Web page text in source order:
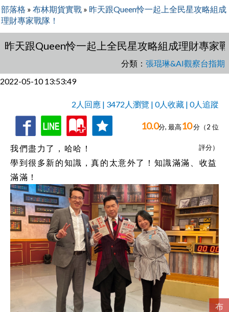
部落格 » 布林期貨實戰 » 昨天跟Queen怜一起上全民星攻略組成
理財專家戰隊！
昨天跟Queen怜一起上全民星攻略組成理財專家
分類： 張琨琳&AI觀察台指期
2022-05-10 13:53:49
2 人回應 | 3472人瀏覽 | 0人收藏 | 0人追蹤
收
藏
追 10.0分, 最高10分（2 位
評分）
我們盡力了，哈哈！
學到很多新的知識，真的太意外了！知識滿滿、收益
滿滿！